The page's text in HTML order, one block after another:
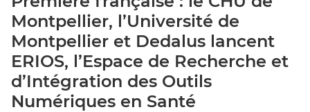
Montpellier, l’Université de
Montpellier et Dedalus lancent
ERIOS, l’Espace de Recherche et
d’Intégration des Outils
Numériques en Santé